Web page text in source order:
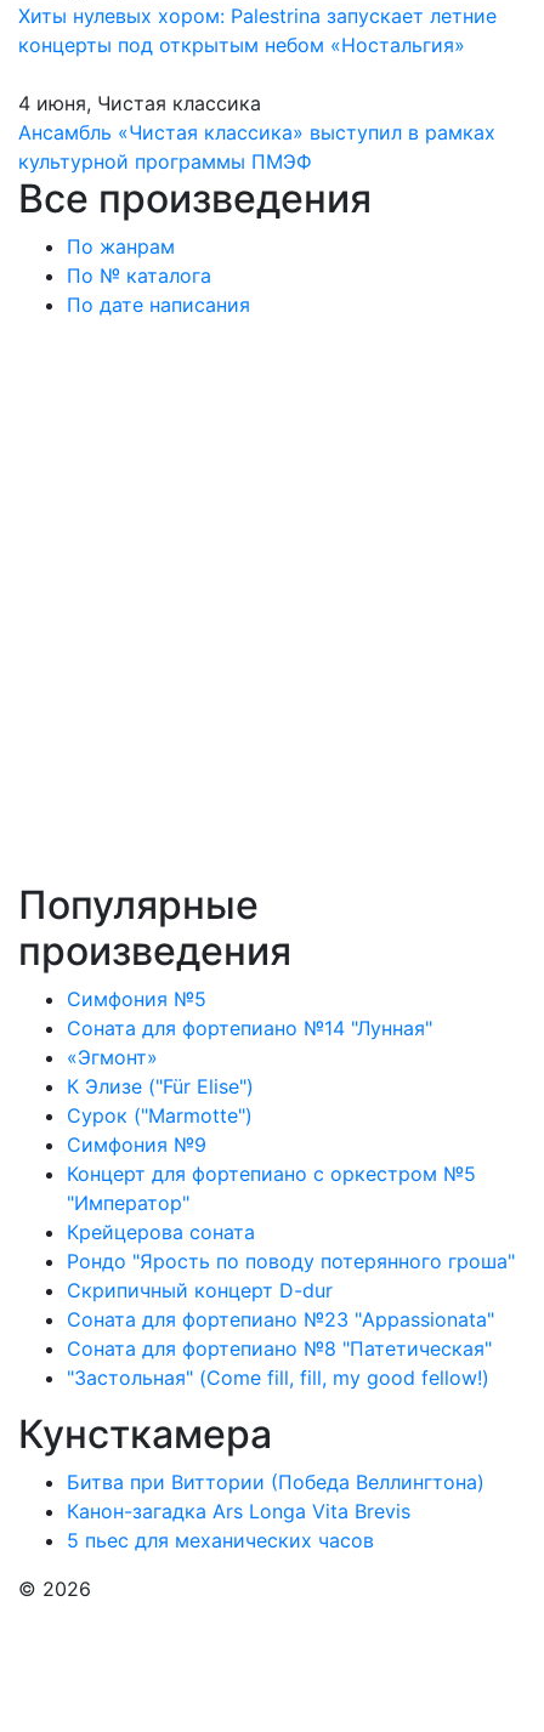
Хиты нулевых хором: Palestrina запускает летние
концерты под открытым небом «Ностальгия»
4 июня, Чистая классика
Ансамбль «Чистая классика» выступил в рамках
культурной программы ПМЭФ
Все произведения
По жанрам
По № каталога
По дате написания
Популярные
произведения
Симфония №5
Соната для фортепиано №14 "Лунная"
«Эгмонт»
К Элизе ("Für Elise")
Сурок ("Marmotte")
Симфония №9
Концерт для фортепиано с оркестром №5
"Император"
Крейцерова соната
Рондо "Ярость по поводу потерянного гроша"
Скрипичный концерт D-dur
Соната для фортепиано №23 "Appassionata"
Соната для фортепиано №8 "Патетическая"
"Застольная" (Come fill, fill, my good fellow!)
Кунсткамера
Битва при Виттории (Победа Веллингтона)
Канон-загадка Ars Longa Vita Brevis
5 пьес для механических часов
© 2026